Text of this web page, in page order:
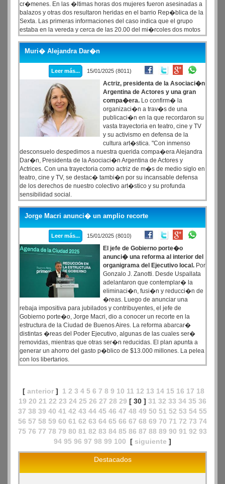
cr�menes. En las �ltimas horas dos mujeres fueron asesinadas a
balazos y otras dos resultaron heridas en el barrio Rep�blica de la
Sexta. Las primeras informaciones del caso indica que el grupo
estaba en la vereda y cerca de las 20.00 del mi�rcoles dos motos
se acercaron y efectuaron disparos, para luego darse a la fuga.
Muri� Alejandra Dar�n
Leer más... 15/01/2025 (8011)
Actriz, presidenta de la Asociaci�n
Argentina de Actores y una gran
compa�era. Lo confirm� la
organizaci�n a trav�s de una
publicaci�n en la que recordaron su
vasta trayectoria en teatro, cine y TV
y su activismo en defensa de la
cultura art�stica. "Con inmenso
desconsuelo despedimos a nuestra querida compa�era Alejandra
Dar�n, Presidenta de la Asociaci�n Argentina de Actores y
Actrices. Con una trayectoria como actriz de m�s de medio siglo en
teatro, cine y TV, se destac� tambi�n por su incansable defensa
de los derechos de nuestro colectivo art�stico y su profunda
sensibilidad social.
Jorge Macri anunci� un amplio recorte
Leer más... 15/01/2025 (8010)
El jefe de Gobierno porte�o
anunci� una reforma al interior del
organigrama del Ejecutivo local. Por
Gonzalo J. Zanotti. Desde Uspallata
adelantaron que contemplar� la
eliminaci�n, fusi�n y reducci�n de
�reas. Luego de anunciar una
rebaja impositiva para jubilados y contribuyentes, el jefe de
Gobierno porte�o, Jorge Macri, dio a conocer un recorte en la
estructura de la Ciudad de Buenos Aires. La reforma abarcar�
distintas �reas del Poder Ejecutivo, algunas de las cuales ser�
removidas, mientras que otras ser�n reducidas. El plan apunta a
generar un ahorro del gasto p�blico de $13.000 millones. La pelea
con los libertarios.
[ anterior ] 1 2 3 4 5 6 7 8 9 10 11 12 13 14 15 16 17 18
19 20 21 22 23 24 25 26 27 28 29 [ 30 ] 31 32 33 34 35 36
37 38 39 40 41 42 43 44 45 46 47 48 49 50 51 52 53 54 55
56 57 58 59 60 61 62 63 64 65 66 67 68 69 70 71 72 73 74
75 76 77 78 79 80 81 82 83 84 85 86 87 88 89 90 91 92 93
94 95 96 97 98 99 100 [ siguiente ]
Destacados